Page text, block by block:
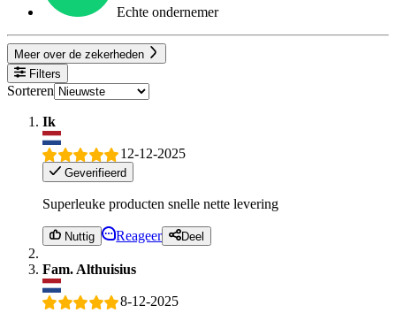
Echte ondernemer
Meer over de zekerheden
Filters
Sorteren
Ik
12-12-2025
Geverifieerd
Superleuke producten snelle nette levering
Nuttig Reageer Deel
Fam. Althuisius
8-12-2025